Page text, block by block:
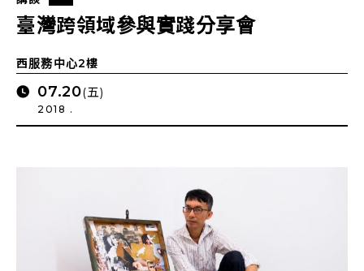
臺灣跨領域參與實踐分享會
西服務中心2樓
07.20(五)
2018 .